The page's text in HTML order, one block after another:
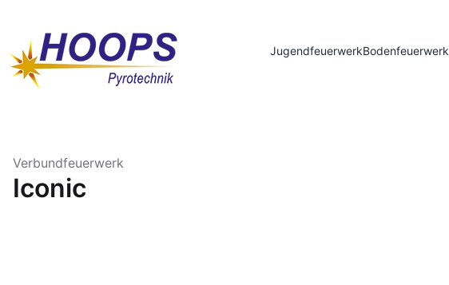
JugendfeuerwerkBodenfeuerwerk
Verbundfeuerwerk
Iconic